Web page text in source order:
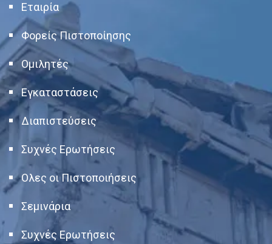
Εταιρία
Φορείς Πιστοποίησης
Ομιλητές
Εγκαταστάσεις
Διαπιστεύσεις
Συχνές Ερωτήσεις
Ολες οι Πιστοποιήσεις
Σεμινάρια
Συχνές Ερωτήσεις